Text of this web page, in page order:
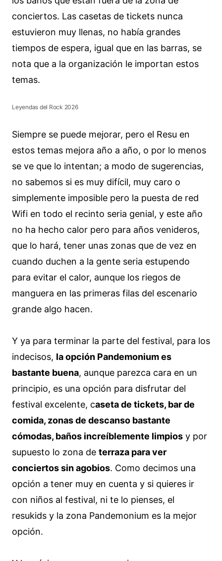
conciertos. Las casetas de tickets nunca
estuvieron muy llenas, no había grandes
tiempos de espera, igual que en las barras, se
nota que a la organización le importan estos
temas.
Leyendas del Rock 2026
Siempre se puede mejorar, pero el Resu en
estos temas mejora año a año, o por lo menos
se ve que lo intentan; a modo de sugerencias,
no sabemos si es muy difícil, muy caro o
simplemente imposible pero la puesta de red
Wifi en todo el recinto seria genial, y este año
no ha hecho calor pero para años venideros,
que lo hará, tener unas zonas que de vez en
cuando duchen a la gente seria estupendo
para evitar el calor, aunque los riegos de
manguera en las primeras filas del escenario
grande algo hacen.
Y ya para terminar la parte del festival, para los
indecisos, la opción Pandemonium es
bastante buena, aunque parezca cara en un
principio, es una opción para disfrutar del
festival excelente, caseta de tickets, bar de
comida, zonas de descanso bastante
cómodas, baños increíblemente limpios y por
supuesto lo zona de terraza para ver
conciertos sin agobios. Como decimos una
opción a tener muy en cuenta y si quieres ir
con niños al festival, ni te lo pienses, el
resukids y la zona Pandemonium es la mejor
opción.